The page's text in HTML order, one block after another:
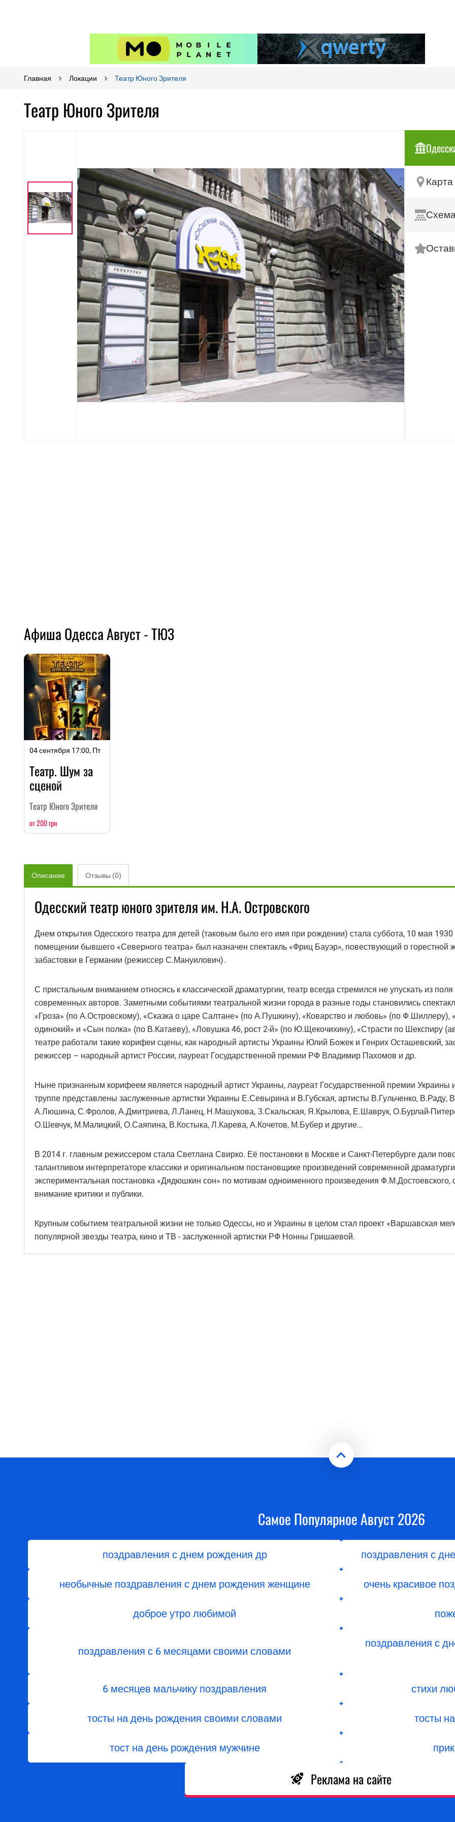
Главная Локации Театр Юного Зрителя
Театр Юного Зрителя
Афиша Одесса Август - ТЮЗ
04 сентября 17:00, Пт
Театр. Шум за
сценой
Театр Юного Зрителя
от 200 грн
Описание Отзывы (0)
Одесский театр юного зрителя им. Н.А. Островского
Днем открытия Одесского театра для детей (таковым было его имя при рождении) стала суббота, 10 мая
помещении бывшего «Северного театра» был назначен спектакль «Фриц Бауэр», повествующий о горестной
забастовки в Германии (режиссер С.Мануилович).
С пристальным вниманием относясь к классической драматургии, театр всегда стремился не упускать из
современных авторов. Заметными событиями театральной жизни города в разные годы становились
«Гроза» (по А.Островскому), «Сказка о царе Салтане» (по А.Пушкину), «Коварство и любовь» (по Ф.Шиллеру),
одинокий» и «Сын полка» (по В.Катаеву), «Ловушка 46, рост 2-й» (по Ю.Щекочихину), «Страсти по Шекспиру
театре работали такие корифеи сцены, как народный артисты Украины Юлий Божек и Генрих Осташевский,
режиссер – народный артист России, лауреат Государственной премии РФ Владимир Пахомов и др.
Ныне признанным корифеем является народный артист Украины, лауреат Государственной премии
труппе представлены заслуженные артистки Украины Е.Севырина и В.Губская, артисты В.Гульченко, В.Раду,
А.Люшина, С.Фролов, А.Дмитриева, Л.Ланец, Н.Машукова, З.Скальская, Я.Крылова, Е.Шаврук, О.Бурлай-
О.Шевчук, М.Малицкий, О.Саяпина, В.Костыка, Л.Карева, А.Кочетов, М.Бубер и другие…
В 2014 г. главным режиссером стала Светлана Свирко. Её постановки в Москве и Санкт-Петербурге дали
талантливом интерпретаторе классики и оригинальном постановщике произведений современной
экспериментальная постановка «Дядюшкин сон» по мотивам одноименного произведения Ф.М.Достоевского,
внимание критики и публики.
Крупным событием театральной жизни не только Одессы, но и Украины в целом стал проект «Варшавская
популярной звезды театра, кино и ТВ - заслуженной артистки РФ Нонны Гришаевой.
Самое Популярное Август 2026
поздравления с днем рождения др поздравления с
необычные поздравления с днем рождения женщине очень красивое
доброе утро любимой
поздравления с 6 месяцами своими словами
поздравления с
6 месяцев мальчику поздравления стихи
тосты на день рождения своими словами тосты
тост на день рождения мужчине
Реклама на сайте